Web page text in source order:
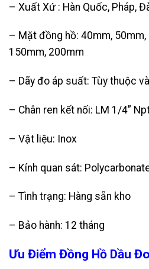
– Xuất Xứ : Hàn Quốc, Pháp,
– Mặt đồng hồ: 40mm,
150mm, 200mm
– Dãy đo áp suất: Tùy thuộc
– Chân ren kết nối: LM 1/4”
– Vật liệu: Inox
– Kính quan sát:
– Tình trạng: Hàng sẵn kho
– Bảo hành: 12 tháng
Ưu Điểm Đồng Hồ Dầu